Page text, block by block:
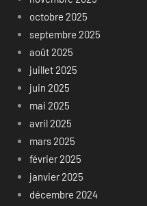
octobre 2025
septembre 2025
août 2025
juillet 2025
juin 2025
mai 2025
avril 2025
mars 2025
février 2025
janvier 2025
décembre 2024